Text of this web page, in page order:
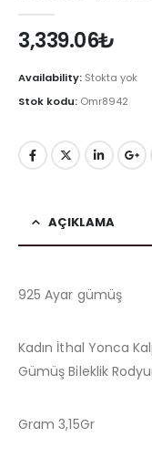
3,339.06₺
Availability: Stokta yok
Stok kodu: Omr8942
AÇIKLAMA
925 Ayar gümüş
Kadın İthal Yonca
Gümüş Bileklik
Gram 3,15Gr